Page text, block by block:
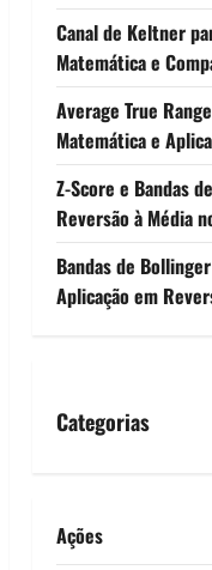
Canal de Keltner
Matemática e
Average True
Matemática e
Z-Score e Bandas
Reversão à Média
Bandas de
Aplicação em
Categorias
Ações